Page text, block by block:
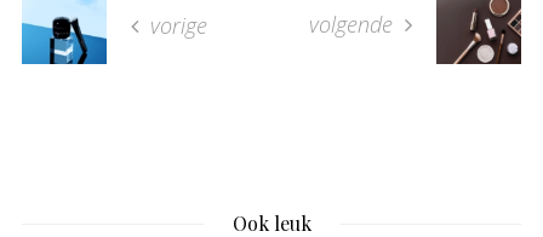
vorige volgende
Ook leuk